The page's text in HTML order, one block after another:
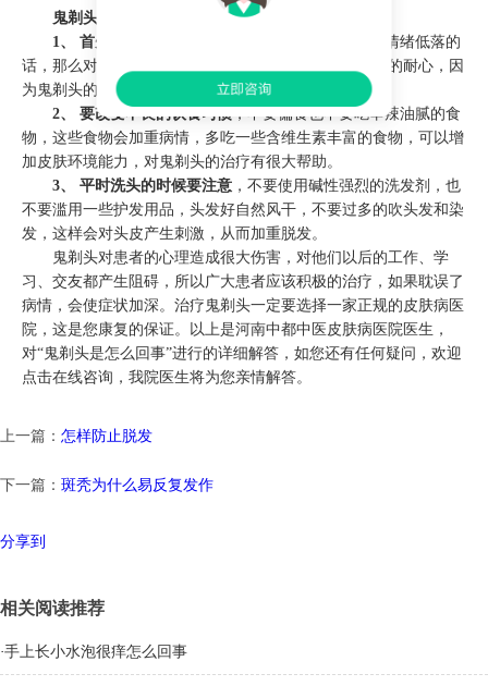
鬼剃头患者如何护理
1、 首先要调节好情绪
，如果您因为发生鬼剃头而情绪低落的
话，那么对治疗有负面作用，在治疗过程中要保持足够的耐心，因
为鬼剃头的治疗过程很长，平时应该不急不躁。
2、 要改变不良的饮食习惯 ，不要偏食也不要吃辛辣油腻的食
物，这些食物会加重病情，多吃一些含维生素丰富的食物，可以增
加皮肤环境能力，对鬼剃头的治疗有很大帮助。
3、 平时洗头的时候要注意 ，不要使用碱性强烈的洗发剂，也
不要滥用一些护发用品，头发好自然风干，不要过多的吹头发和染
发，这样会对头皮产生刺激，从而加重脱发。
鬼剃头对患者的心理造成很大伤害，对他们以后的工作、学
习、交友都产生阻碍，所以广大患者应该积极的治疗，如果耽误了
病情，会使症状加深。治疗鬼剃头一定要选择一家正规的皮肤病医
院，这是您康复的保证。以上是河南中都中医皮肤病医院医生，
对“鬼剃头是怎么回事”进行的详细解答，如您还有任何疑问，欢迎
点击在线咨询，我院医生将为您亲情解答。
上一篇： 怎样防止脱发
下一篇： 斑秃为什么易反复发作
分享到
相关阅读推荐
·手上长小水泡很痒怎么回事